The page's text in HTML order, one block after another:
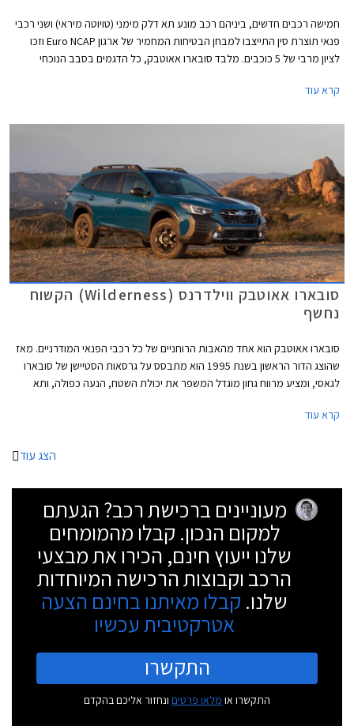
חמישה רכבים חדשים, ביניהם רכב מונע תא דלק מימני (טויוטה מיראי) ושני רכבי
פנאי תוצרת סין התייצבו למבחן הבטיחות המחמיר של ארגון Euro NCAP וזכו
לציון מרבי של 5 כוכבים. מלבד סובארו אאוטבק, כל הדגמים בסבב הנוכחי
קרא עוד
סובארו אאוטבק ווילדרנס (Wilderness) הקשוח
נחשף
סובארו אאוטבק הוא אחד מהאבות הרוחניים של כל רכבי הפנאי המודרניים. מאז
שהוצג הדור הראשון בשנת 1995 הוא מתבסס על גרסאות הסטיישן של סובארו
לגאסי, ומציע מרווח גחון מוגדל המשפר את יכולת השטח, הנעה כפולה, ותא
כשנתיים וכעת מציגה סובארו עבור השוק האמריקאי את סובארו אאוטבק
קרא עוד
הצג עוד
מעוניינים ברכישת רכב? הגעתם
למקום הנכון. קבלו מהמומחים
שלנו ייעוץ חינם, הכירו את מבצעי
הרכב וקבוצות הרכישה המיוחדות
שלנו. קבלו מאיתנו בחינם הצעה
אטרקטיבית עכשיו
התקשרו
התקשרו או מלאו פרטים ונחזור אליכם בהקדם